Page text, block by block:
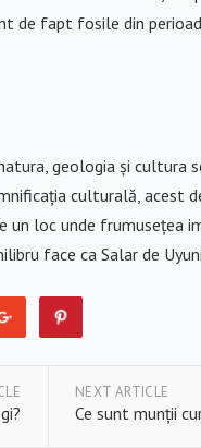
de fapt fosile din
geologia și
culturală, acest
loc unde frumusețea
face ca Salar de
NEXT ARTICLE
Ce sunt munții